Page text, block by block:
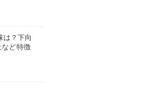
は？下向
など特徴